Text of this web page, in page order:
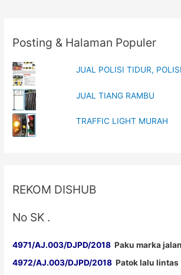
i
n
o
w
)
w
i
Posting & Halaman Populer
JUAL POLISI TIDUR,
JUAL TIANG RAMBU
TRAFFIC LIGHT MURAH
REKOM DISHUB
No SK .
4971/AJ.003/DJPD/2018 Paku marka jalan
4972/AJ.003/DJPD/2018 Patok lalu lintas